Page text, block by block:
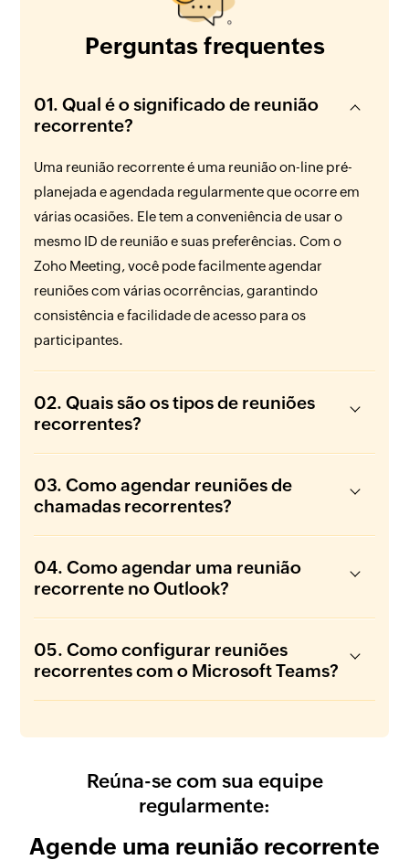
Perguntas frequentes
01. Qual é o significado de reunião
recorrente?
Uma reunião recorrente é uma reunião on-line pré-
planejada e agendada regularmente que ocorre em
várias ocasiões. Ele tem a conveniência de usar o
mesmo ID de reunião e suas preferências. Com o
Zoho Meeting, você pode facilmente agendar
reuniões com várias ocorrências, garantindo
consistência e facilidade de acesso para os
participantes.
02. Quais são os tipos de reuniões
recorrentes?
03. Como agendar reuniões de
chamadas recorrentes?
04. Como agendar uma reunião
recorrente no Outlook?
05. Como configurar reuniões
recorrentes com o Microsoft Teams?
Reúna-se com sua equipe
regularmente:
Agende uma reunião recorrente